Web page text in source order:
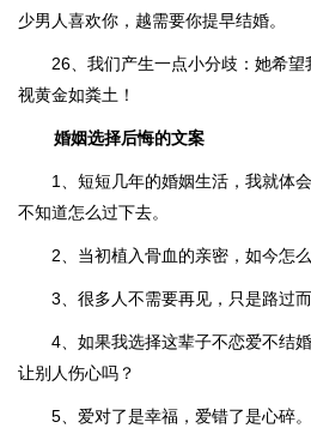
少男人喜欢你，越需要你提早结婚。
26、我们产生一点小分歧：她希
视黄金如粪土！
婚姻选择后悔的文案
1、短短几年的婚姻生活，我就体
不知道怎么过下去。
2、当初植入骨血的亲密，如今怎
3、很多人不需要再见，只是路过而
4、如果我选择这辈子不恋爱不结
让别人伤心吗？
5、爱对了是幸福，爱错了是心碎。